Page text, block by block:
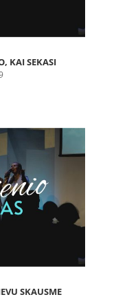
KAI SEKASI
SKAUSME